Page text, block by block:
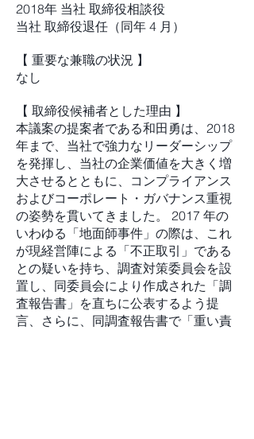
2018年 当社 取締役相談役
当社 取締役退任（同年 4 月）
【 重要な兼職の状況 】
なし
【 取締役候補者とした理由 】
本議案の提案者である和田勇は、2018
年まで、当社で強力なリーダーシップ
を発揮し、当社の企業価値を大きく増
大させるとともに、コンプライアンス
およびコーポレート・ガバナンス重視
の姿勢を貫いてきました。 2017 年の
いわゆる「地面師事件」の際は、これ
が現経営陣による「不正取引」である
との疑いを持ち、調査対策委員会を設
置し、同委員会により作成された「調
査報告書」を直ちに公表するよう提
言、さらに、同調査報告書で「重い責